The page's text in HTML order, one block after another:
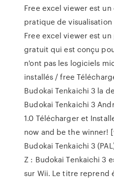
Free excel viewer est
pratique de
Free excel viewer est
gratuit qui est conçu
n'ont pas les logiciels
installés / free
Budokai Tenkaichi 3 la
Budokai Tenkaichi 3
1.0 Télécharger et
now and be the winner!
Budokai Tenkaichi 3
Z : Budokai Tenkaichi 3
sur Wii. Le titre reprend